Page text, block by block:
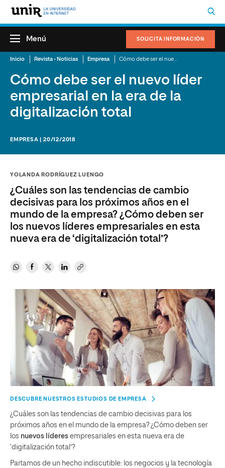
SOLICITA INFORMACIÓN
Menú
Inicio Revista - Noticias Empresa
Cómo debe ser el nuevo líder
empresarial en la era de la
digitalización total
EMPRESA | 20/12/2018
YOLANDA RODRÍGUEZ LUENGO
¿Cuáles son las tendencias de cambio
decisivas para los próximos años en el
mundo de la empresa? ¿Cómo deben ser
los nuevos líderes empresariales en esta
nueva era de ‘digitalización total’?
DESCUBRE NUESTROS ESTUDIOS DE EMPRESA
¿Cuáles son las tendencias de cambio decisivas para los
próximos años en el mundo de la empresa? ¿Cómo deben ser
los nuevos líderes empresariales en esta nueva era de
‘digitalización total’?
Partamos de un hecho indiscutible: los negocios y la tecnología